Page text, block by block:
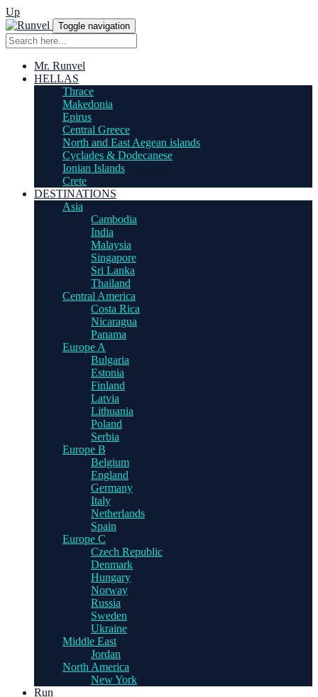
Up
Toggle navigation
Mr. Runvel
HELLAS
Thrace
Makedonia
Epirus
Central Greece
North and East Aegean islands
Cyclades & Dodecanese
Ionian Islands
Crete
DESTINATIONS
Asia
Cambodia
India
Malaysia
Singapore
Sri Lanka
Thailand
Central America
Costa Rica
Nicaragua
Panama
Europe A
Bulgaria
Estonia
Finland
Latvia
Lithuania
Poland
Serbia
Europe B
Belgium
England
Germany
Italy
Netherlands
Spain
Europe C
Czech Republic
Denmark
Hungary
Norway
Russia
Sweden
Ukraine
Middle East
Jordan
North America
New York
Run